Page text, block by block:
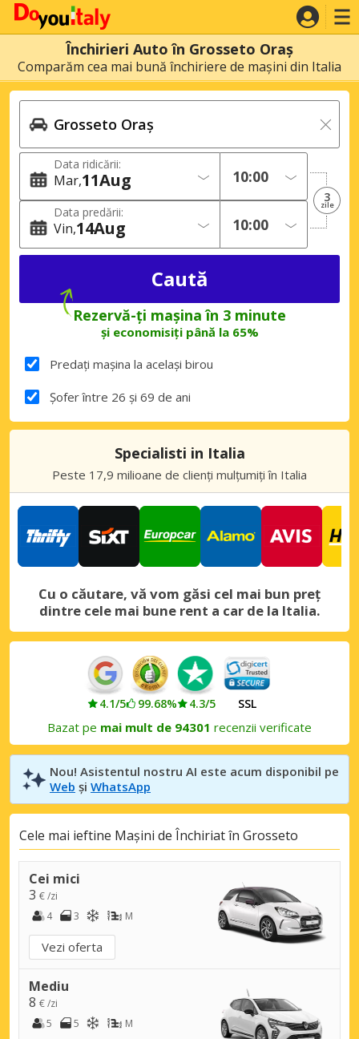
Închirieri Auto în Grosseto Oraș
Comparăm cea mai bună închiriere de mașini din Italia
Data ridicării:
Mar 11Aug
Data predării:
Vin 14Aug
3
zile
Rezervă-ți mașina în 3 minute
și economisiți până la 65%
Predați mașina la același birou
Șofer între 26 și 69 de ani
Specialisti in Italia
Peste 17,9 milioane de clienți mulțumiți în Italia
Cu o căutare, vă vom găsi cel mai bun preț
dintre cele mai bune rent a car de la Italia.
4.1/5 99.68% 4.3/5 SSL
Bazat pe mai mult de 94301 recenzii verificate
Nou! Asistentul nostru AI este acum disponibil pe
Web și WhatsApp
Cele mai ieftine Mașini de Închiriat în Grosseto
Cei mici
3 € /zi
4
3 M
Vezi oferta
Mediu
8 € /zi
5
5 M